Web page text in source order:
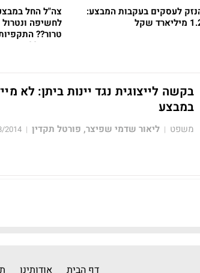
לעסקים בעקבות המבצע:
שקל
צה"ל החל
לחשיפה
טרור??
חיזבאללה
בקשה לייצוגית נגד יינות ביתן: לא
במבצע
משפט | ליאור שדמי שפיצר, פורטל תקדין |
2014
דף הבית אודותינו